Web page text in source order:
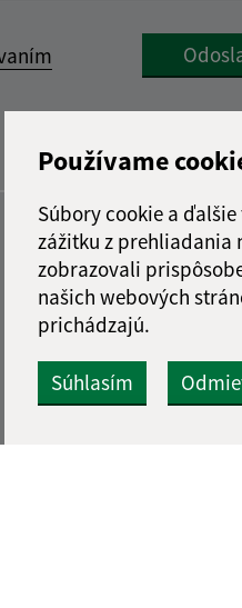
Používame
Súbory cookie a
zážitku z prehliadania
zobrazovali
našich webových
prichádzajú.
Súhlasím
Google